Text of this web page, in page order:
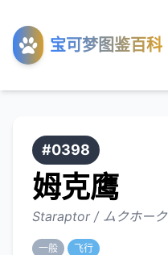
宝可梦图鉴百科
工具
关于
#0398
姆克鹰
Staraptor / ムクホーク
一般 飞行